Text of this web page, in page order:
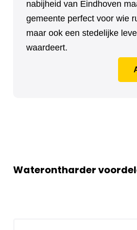
nabijheid van Eindhoven
gemeente perfect voor wie
maar ook een stedelijke
waardeert.
Waterontharder